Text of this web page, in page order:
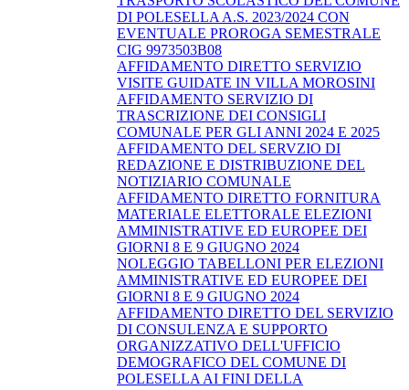
DI POLESELLA A.S. 2023/2024 CON
EVENTUALE PROROGA SEMESTRALE
CIG 9973503B08
AFFIDAMENTO DIRETTO SERVIZIO
VISITE GUIDATE IN VILLA MOROSINI
AFFIDAMENTO SERVIZIO DI
TRASCRIZIONE DEI CONSIGLI
COMUNALE PER GLI ANNI 2024 E 2025
AFFIDAMENTO DEL SERVZIO DI
REDAZIONE E DISTRIBUZIONE DEL
NOTIZIARIO COMUNALE
AFFIDAMENTO DIRETTO FORNITURA
MATERIALE ELETTORALE ELEZIONI
AMMINISTRATIVE ED EUROPEE DEI
GIORNI 8 E 9 GIUGNO 2024
NOLEGGIO TABELLONI PER ELEZIONI
AMMINISTRATIVE ED EUROPEE DEI
GIORNI 8 E 9 GIUGNO 2024
AFFIDAMENTO DIRETTO DEL SERVIZIO
DI CONSULENZA E SUPPORTO
ORGANIZZATIVO DELL'UFFICIO
DEMOGRAFICO DEL COMUNE DI
POLESELLA AI FINI DELLA